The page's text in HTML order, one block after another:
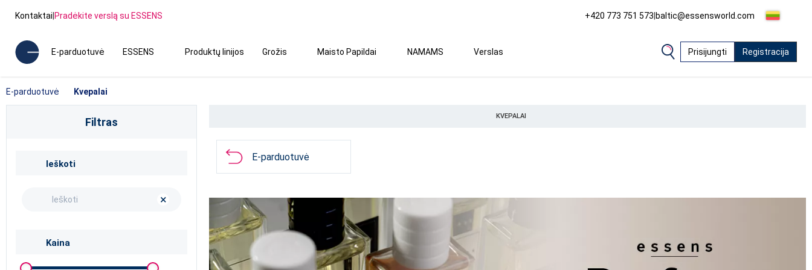
Kontaktai|Pradėkite verslą su ESSENS +420 773 751 573|baltic@essensworld.com
E-parduotuvė ESSENS Produktų linijos Grožis Maisto Papildai NAMAMS Verslas Prisijungti Registracija
E-parduotuvė Kvepalai
Filtras
Ieškoti
×
Kaina
KVEPALAI
E-parduotuvė